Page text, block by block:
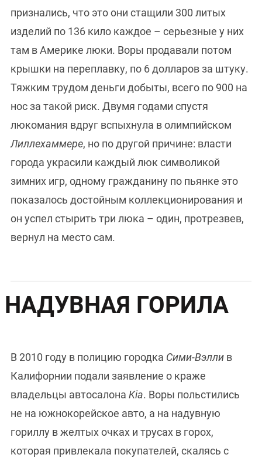
признались, что это они стащили 300 литых
изделий по 136 кило каждое – серьезные у них
там в Америке люки. Воры продавали потом
крышки на переплавку, по 6 долларов за штуку.
Тяжким трудом деньги добыты, всего по 900 на
нос за такой риск. Двумя годами спустя
люкомания вдруг вспыхнула в олимпийском
Лиллехаммере, но по другой причине: власти
города украсили каждый люк символикой
зимних игр, одному гражданину по пьянке это
показалось достойным коллекционирования и
он успел стырить три люка – один, протрезвев,
вернул на место сам.
НАДУВНАЯ ГОРИЛА
В 2010 году в полицию городка Сими-Вэлли в
Калифорнии подали заявление о краже
владельцы автосалона Kia. Воры польстились
не на южнокорейское авто, а на надувную
гориллу в желтых очках и трусах в горох,
которая привлекала покупателей, скалясь с